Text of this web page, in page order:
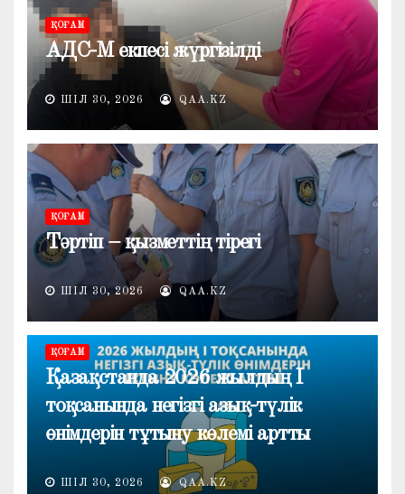
ҚОҒАМ
АДС-М екпесі жүргізілді
ШІЛ 30, 2026 QAA.KZ
ҚОҒАМ
Тәртіп – қызметтің тірегі
ШІЛ 30, 2026 QAA.KZ
ҚОҒАМ
Қазақстанда 2026 жылдың I
тоқсанында негізгі азық-түлік
өнімдерін тұтыну көлемі артты
ШІЛ 30, 2026 QAA.KZ